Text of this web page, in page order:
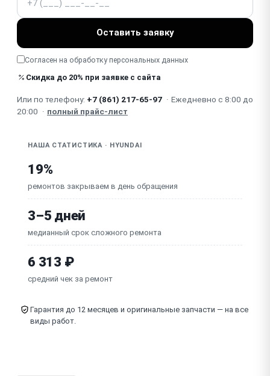
Не включается после грозы
Не работает USB-вход
Треск при подключении
Оставить заявку
Согласен на обработку персональных данных
Скидка до 20% при заявке с сайта
Или по телефону: +7 (861) 217-65-97 · Ежедневно с 8:00 до
20:00 · полный прайс-лист
НАША СТАТИСТИКА · HYUNDAI
19%
ремонтов закрываем в день обращения
3–5 дней
медианный срок сложного ремонта
6 313 ₽
средний чек за ремонт
Гарантия до 12 месяцев и оригинальные запчасти — на все
виды работ.